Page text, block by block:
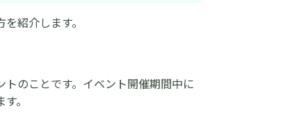
紹介します。
のことです。イベント開催期間中に
。